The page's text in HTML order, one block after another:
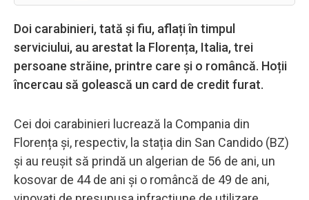
Doi carabinieri, tată și fiu, aflați în timpul
serviciului, au arestat la Florența, Italia, trei
persoane străine, printre care și o româncă. Hoții
încercau să golească un card de credit furat.
Cei doi carabinieri lucrează la Compania din
Florența și, respectiv, la stația din San Candido (BZ)
și au reușit să prindă un algerian de 56 de ani, un
kosovar de 44 de ani și o româncă de 49 de ani,